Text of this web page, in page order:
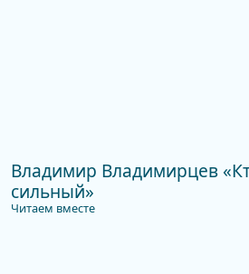
Владимир Владимирцев
сильный»
Читаем вместе